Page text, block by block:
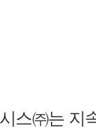
스㈜는 지